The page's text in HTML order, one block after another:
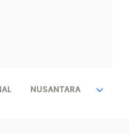
NUSANTARA